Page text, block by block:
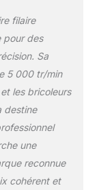
filaire
pour des
Sa
5 000 tr/min
les bricoleurs
destine
une
reconnue
cohérent et